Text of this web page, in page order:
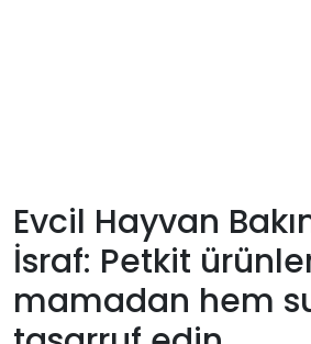
Giriş
Yap
Evcil Hayvan
İsraf: Petkit
mamadan hem